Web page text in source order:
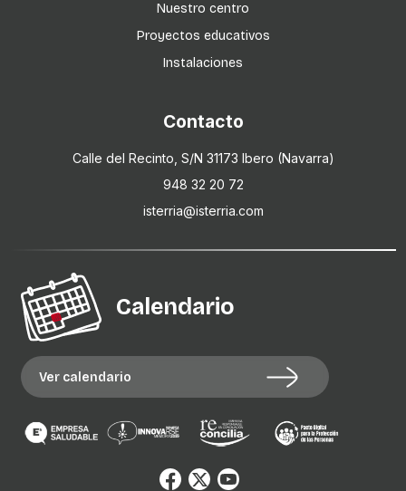
Nuestro centro
Proyectos educativos
Instalaciones
Contacto
Calle del Recinto, S/N 31173 Ibero (Navarra)
948 32 20 72
isterria@isterria.com
Calendario
Ver calendario